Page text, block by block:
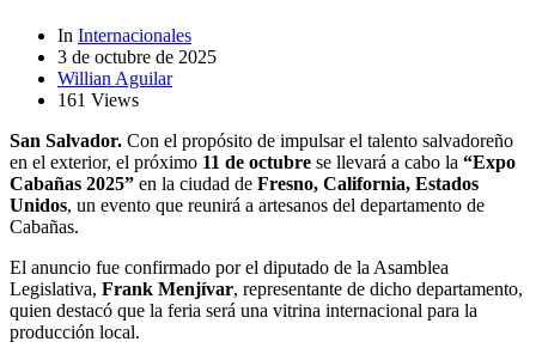
In Internacionales
3 de octubre de 2025
Willian Aguilar
161 Views
San Salvador. Con el propósito de impulsar el talento salvadoreño
en el exterior, el próximo 11 de octubre se llevará a cabo la “Expo
Cabañas 2025” en la ciudad de Fresno, California, Estados
Unidos, un evento que reunirá a artesanos del departamento de
Cabañas.
El anuncio fue confirmado por el diputado de la Asamblea
Legislativa, Frank Menjívar, representante de dicho departamento,
quien destacó que la feria será una vitrina internacional para la
producción local.